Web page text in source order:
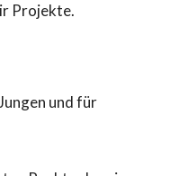
Projekte.
und für